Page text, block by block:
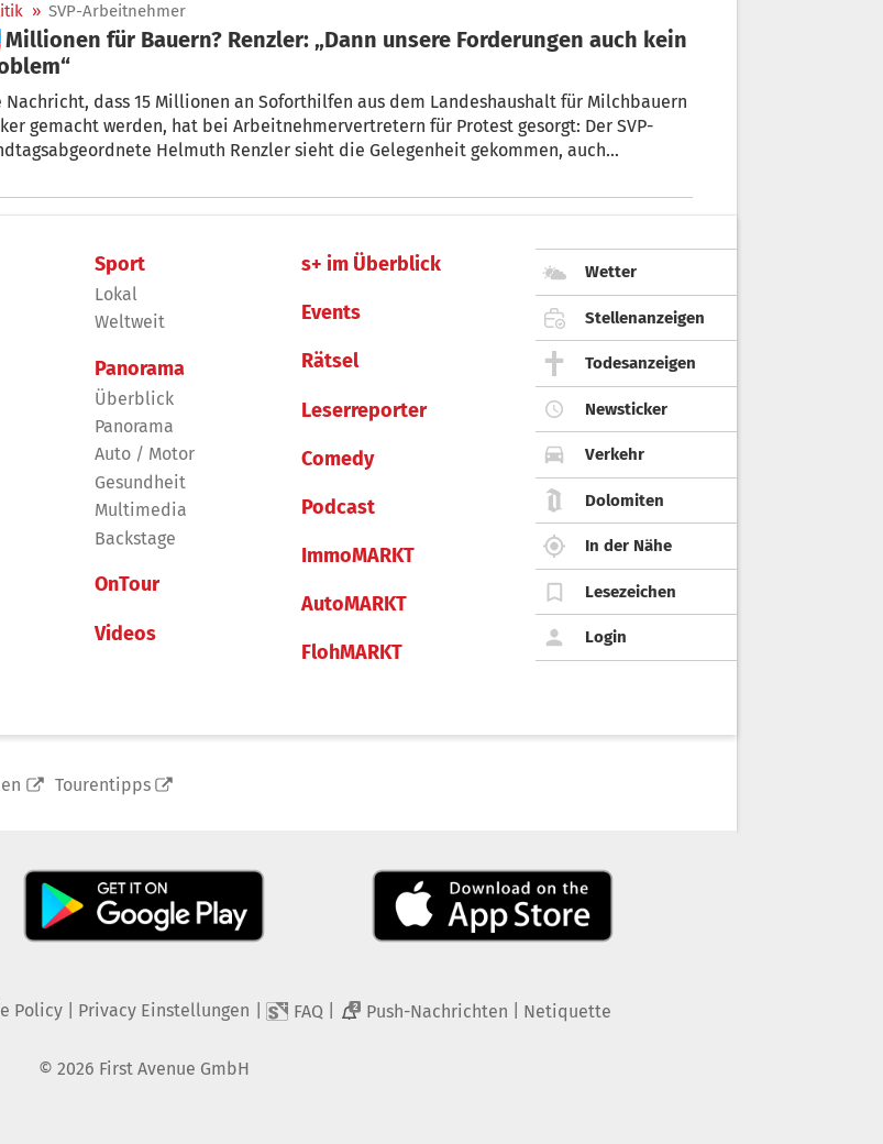
» SVP-Arbeitnehmer
Nachricht, dass 15 Millionen an Soforthilfen aus dem Landeshaushalt für Milchbauern
gemacht werden, hat bei Arbeitnehmervertretern für Protest gesorgt: Der SVP-
Helmuth Renzler sieht die Gelegenheit gekommen, auch
Sport
Lokal
Weltweit
Panorama
Überblick
Panorama
Auto / Motor
Gesundheit
Multimedia
Backstage
OnTour
Videos
s+ im Überblick
Events
Rätsel
Leserreporter
Comedy
Podcast
ImmoMARKT
AutoMARKT
FlohMARKT
Wetter
Stellenanzeigen
Todesanzeigen
Newsticker
Verkehr
Dolomiten
In der Nähe
Lesezeichen
Login
Tourentipps
Policy| Privacy Einstellungen FAQ 2 Push-Nachrichten Netiquette
© 2026 First Avenue GmbH